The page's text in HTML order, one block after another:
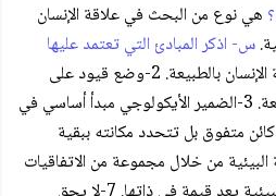
هي نوع من البحث في علاقة الإنسان
س- اذكر المبادئ التي تعتمد عليها
1-دراسة علاقة الإنسان بالطبيعة. 2-وضع قيود على
حرية الفعل الإنساني تجاه الطبيعة. 3-الضمير الأيكولوجي مبدأ أساسي في
ليس كائن متفوق بل تتحدد مكانته ببقية
للعدالة البيئية من خلال مجموعة من الاتفاقيات